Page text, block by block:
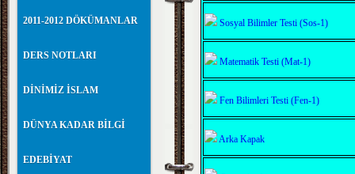
2011-2012 DÖKÜMANLAR
DERS NOTLARI
DİNİMİZ İSLAM
DÜNYA KADAR BİLGİ
EDEBİYAT
Sosyal Bilimler Testi (Sos-1)
Matematik Testi (Mat-1)
Fen Bilimleri Testi (Fen-1)
Arka Kapak